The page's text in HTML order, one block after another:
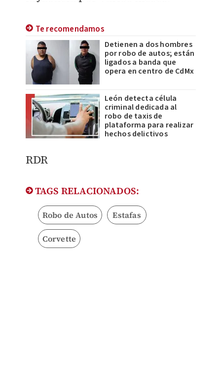
Te recomendamos
Detienen a dos hombres
por robo de autos; están
ligados a banda que
opera en centro de CdMx
León detecta célula
criminal dedicada al
robo de taxis de
plataforma para realizar
hechos delictivos
RDR
TAGS RELACIONADOS:
Robo de Autos Estafas
Corvette